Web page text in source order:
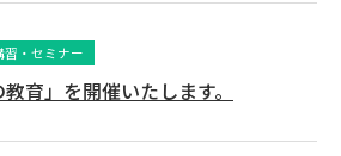
習・セミナー
育」を開催いたします。